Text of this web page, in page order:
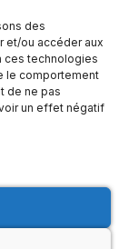
des
et/ou accéder aux
ces technologies
le comportement
de ne pas
un effet négatif
Côtes-